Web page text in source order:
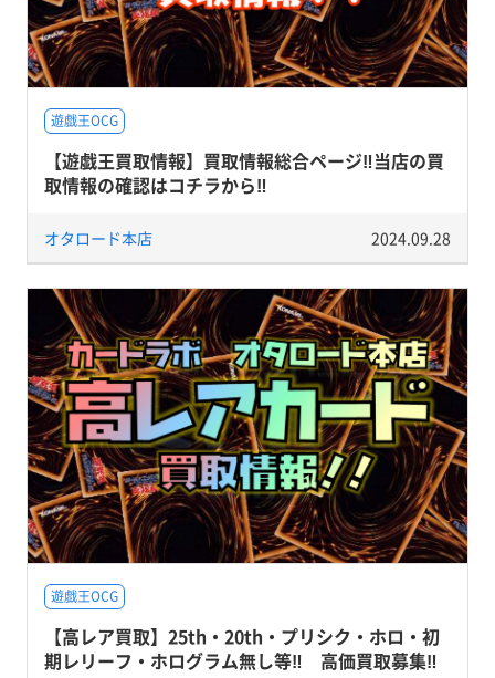
遊戯王OCG
【遊戯王買取情報】買取情報総合ページ‼当店の買
取情報の確認はコチラから‼
オタロード本店 2024.09.28
遊戯王OCG
【高レア買取】25th・20th・プリシク・ホロ・初
期レリーフ・ホログラム無し等‼ 高価買取募集‼